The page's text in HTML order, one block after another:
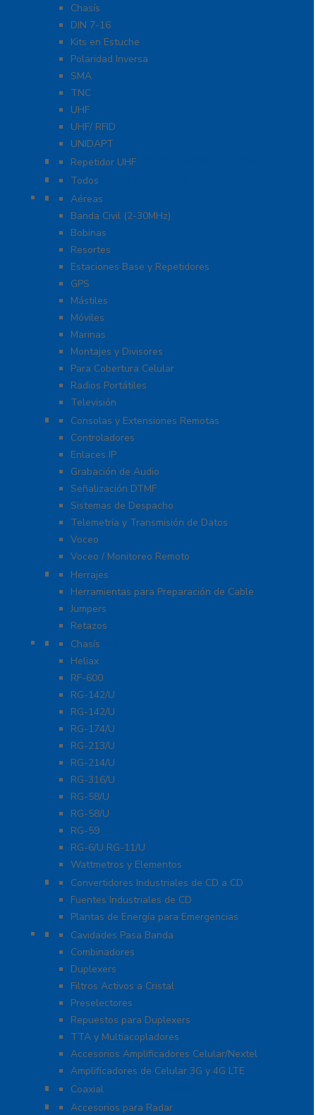
Chasís
DIN 7-16
Kits en Estuche
Polaridad Inversa
SMA
TNC
UHF
UHF/ RFID
UNIDAPT
Repetidores para Radiocomunicación
Repetidor UHF
Radio Sobre Celular PoC
Todos
Antenas
Aéreas
Banda Civil (2-30MHz)
Bobinas
Resortes
Estaciones Base y Repetidores
GPS
Mástiles
Móviles
Marinas
Montajes y Divisores
Para Cobertura Celular
Radios Portátiles
Televisión
Aplicaciones y Soluciones
Consolas y Extensiones Remotas
Controladores
Enlaces IP
Grabación de Audio
Señalización DTMF
Sistemas de Despacho
Telemetría y Transmisión de Datos
Voceo
Voceo / Monitoreo Remoto
Cables
Herrajes
Herramientas para Preparación de Cable
Jumpers
Retazos
Conectores
Chasís
Heliax
RF-600
RG-142/U
RG-142/U
RG-174/U
RG-213/U
RG-214/U
RG-316/U
RG-58/U
RG-58/U
RG-59
RG-6/U RG-11/U
Wattmetros y Elementos
Energía
Convertidores Industriales de CD a CD
Fuentes Industriales de CD
Plantas de Energía para Emergencias
Filtros y Sistemas en RF
Cavidades Pasa Banda
Combinadores
Duplexers
Filtros Activos a Cristal
Preselectores
Repuestos para Duplexers
TTA y Multiacopladores
Accesorios Amplificadores Celular/Nextel
Amplificadores de Celular 3G y 4G LTE
Protección Contra Descarga
Coaxial
Soluciones Marinas
Accesorios para Radar